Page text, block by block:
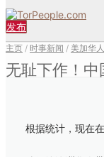
发布
主页 / 时事新闻 / 美加华人
无耻下作！
根据统计，现在在